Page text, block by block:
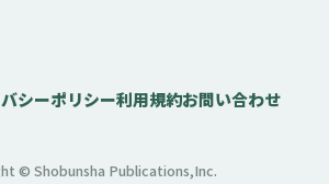
シーポリシー利用規約お問い合わせ
© Shobunsha Publications,Inc.